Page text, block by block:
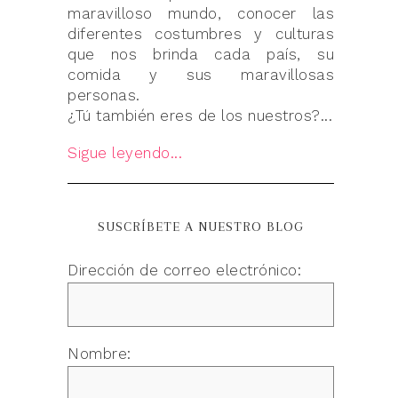
maravilloso mundo, conocer las
diferentes costumbres y culturas
que nos brinda cada país, su
comida y sus maravillosas
personas.
¿Tú también eres de los nuestros?...
Sigue leyendo...
SUSCRÍBETE A NUESTRO BLOG
Dirección de correo electrónico:
Nombre: